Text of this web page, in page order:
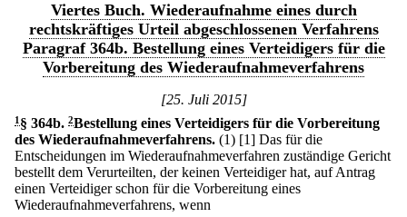
Viertes Buch. Wiederaufnahme eines durch
rechtskräftiges Urteil abgeschlossenen Verfahrens
Paragraf 364b. Bestellung eines Verteidigers für die
Vorbereitung des Wiederaufnahmeverfahrens
[25. Juli 2015]
1 § 364b. 2Bestellung eines Verteidigers für die Vorbereitung
des Wiederaufnahmeverfahrens. (1) [1] Das für die
Entscheidungen im Wiederaufnahmeverfahren zuständige Gericht
bestellt dem Verurteilten, der keinen Verteidiger hat, auf Antrag
einen Verteidiger schon für die Vorbereitung eines
Wiederaufnahmeverfahrens, wenn